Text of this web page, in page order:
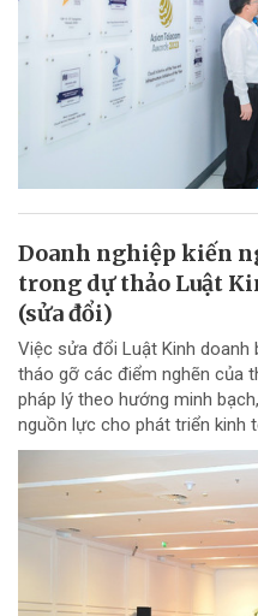
Doanh nghiệp kiến
trong dự thảo Luật
(sửa đổi)
Việc sửa đổi Luật Kinh
tháo gỡ các điểm nghẽn của
pháp lý theo hướng minh
nguồn lực cho phát triển kinh